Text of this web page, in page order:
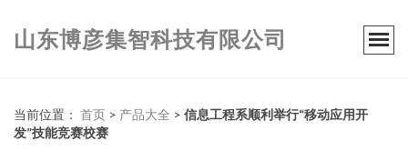
山东博彦集智科技有限公司
当前位置： 首页 > 产品大全 > 信息工程系顺利举行“移动应用开
发”技能竞赛校赛